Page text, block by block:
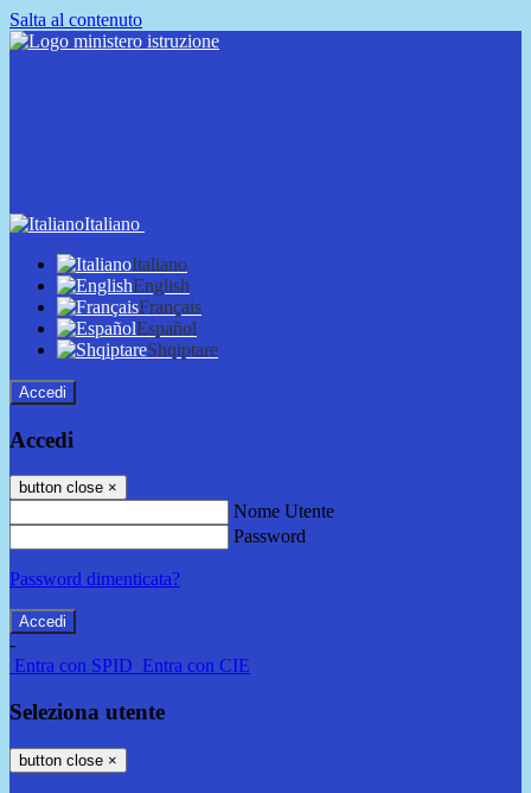
Salta al contenuto
Italiano
Italiano
English
Français
Español
Shqiptare
Accedi
Accedi
button close ×
Nome Utente
Password
Password dimenticata?
-
Entra con SPID Entra con CIE
Seleziona utente
button close ×